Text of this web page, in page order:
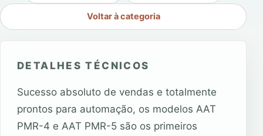
Voltar à categoria
DETALHES TÉCNICOS
Sucesso absoluto de vendas e totalmente
prontos para automação, os modelos AAT
PMR-4 e AAT PMR-5 são os primeiros